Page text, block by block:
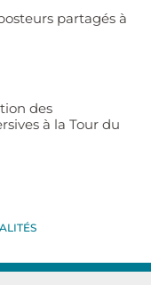
partagés à
des
à la Tour du